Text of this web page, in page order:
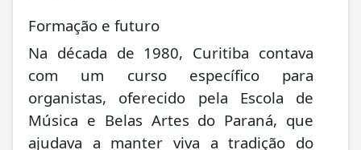
Formação e futuro
Na década de 1980, Curitiba contava
com um curso específico para
organistas, oferecido pela Escola de
Música e Belas Artes do Paraná, que
ajudava a manter viva a tradição do